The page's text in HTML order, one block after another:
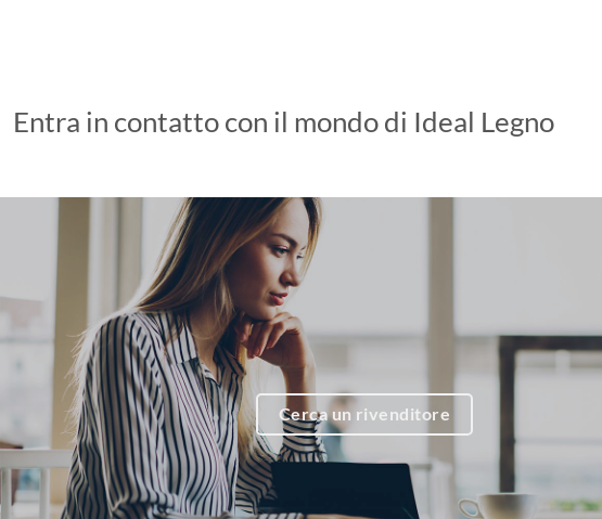
Entra in contatto con il mondo di Ideal Legno
Cerca un rivenditore